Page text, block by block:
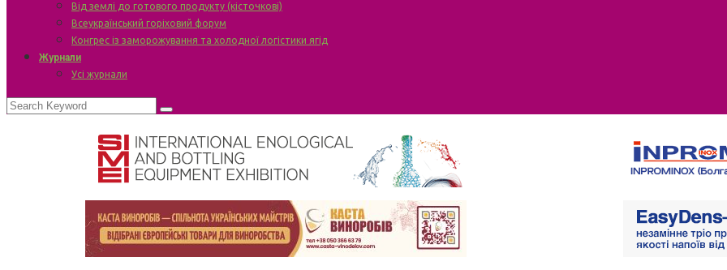
Від землі до готового продукту (кісточкові)
Всеукраїнський горіховий форум
Конгрес із заморожування та холодної логістики ягід
Журнали
Усі журнали